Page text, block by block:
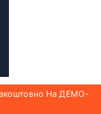
На ДЕМО-